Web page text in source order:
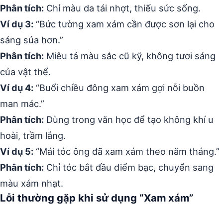
Phân tích: Chỉ màu da tái nhợt, thiếu sức sống.
Ví dụ 3: “Bức tường xam xám cần được sơn lại cho
sáng sủa hơn.”
Phân tích: Miêu tả màu sắc cũ kỹ, không tươi sáng
của vật thể.
Ví dụ 4: “Buổi chiều đông xam xám gợi nỗi buồn
man mác.”
Phân tích: Dùng trong văn học để tạo không khí u
hoài, trầm lắng.
Ví dụ 5: “Mái tóc ông đã xam xám theo năm tháng.”
Phân tích: Chỉ tóc bắt đầu điểm bạc, chuyển sang
màu xám nhạt.
Lỗi thường gặp khi sử dụng “Xam xám”